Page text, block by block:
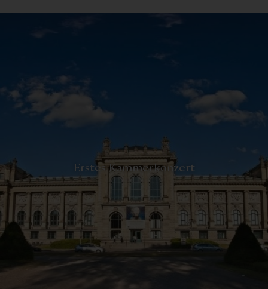
Erstes Kammerkonzert-